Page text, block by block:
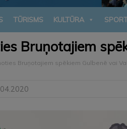
TŪRISMS KULTŪRA
Bruņotajiem
Bruņotajiem spēkiem Gulbenē vai